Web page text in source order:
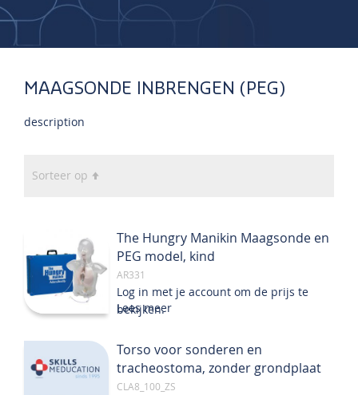
MAAGSONDE INBRENGEN (PEG)
description
Sorteer op
sorteren
The Hungry Manikin Maagsonde en
PEG model, kind
AR331
Log in met je account om de prijs te
bekijken.
Lees meer
Torso voor sonderen en
tracheostoma, zonder grondplaat
CLA8_100_ZS